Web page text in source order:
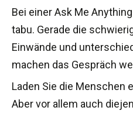
Bei einer Ask Me
tabu. Gerade die
Einwände und
machen das Gespräch
Laden Sie die Menschen
Aber vor allem auch